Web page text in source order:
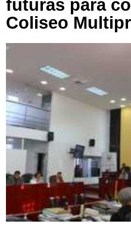
futuras para
Coliseo